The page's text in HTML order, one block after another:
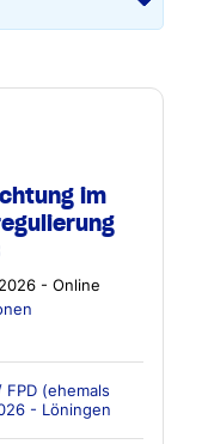
im
- Online
(ehemals
- Löningen